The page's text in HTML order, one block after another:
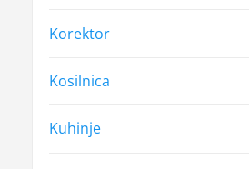
Korektor
Kosilnica
Kuhinje